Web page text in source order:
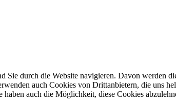
Sie durch die Website navigieren. Davon werden
auch Cookies von Drittanbietern, die uns
auch die Möglichkeit, diese Cookies